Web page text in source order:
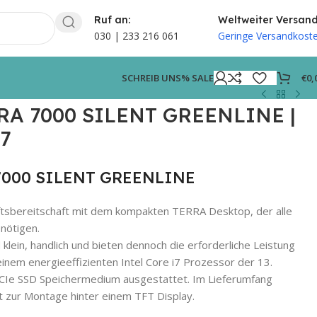
Ruf an:
030 | 233 216 061
Weltweiter
Geringe
SCHREIB UNS% SALE €
7000 SILENT GREENLINE |
SILENT GREENLINE
mit dem kompakten TERRA Desktop, der alle
handlich und bieten dennoch die erforderliche Leistung
energieeffizienten Intel Core i7 Prozessor der 13.
SSD Speichermedium ausgestattet. Im Lieferumfang
zur Montage hinter einem TFT Display.